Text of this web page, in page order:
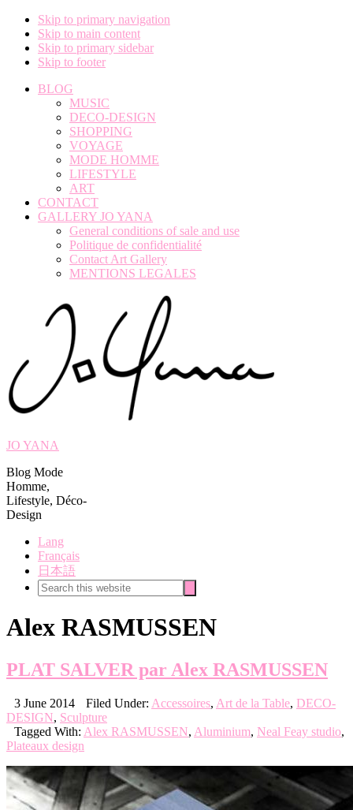
Skip to primary navigation
Skip to main content
Skip to primary sidebar
Skip to footer
BLOG
MUSIC
DECO-DESIGN
SHOPPING
VOYAGE
MODE HOMME
LIFESTYLE
ART
CONTACT
GALLERY JO YANA
General conditions of sale and use
Politique de confidentialité
Contact Art Gallery
MENTIONS LEGALES
JO YANA
Blog Mode
Homme,
Lifestyle, Déco-
Design
Lang
Français
日本語
Search
this
Alex RASMUSSEN
PLAT SALVER par Alex RASMUSSEN
3 June 2014 Filed Under: Accessoires, Art de la Table, DECO-
DESIGN, Sculpture
Tagged With: Alex RASMUSSEN, Aluminium, Neal Feay studio,
Plateaux design